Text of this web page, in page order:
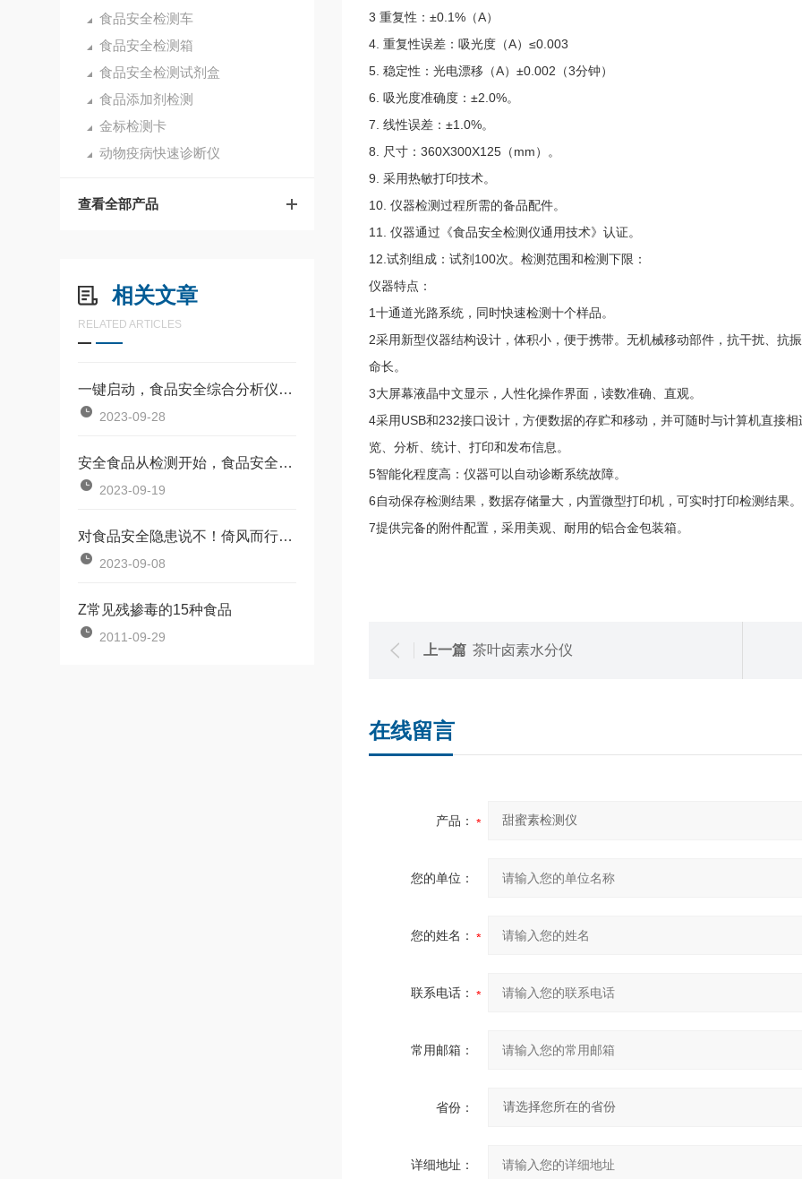
食品安全检测车
食品安全检测箱
食品安全检测试剂盒
食品添加剂检测
金标检测卡
动物疫病快速诊断仪
查看全部产品
相关文章
RELATED ARTICLES
一键启动，食品安全综合分析仪帮您轻松掌控食品质量
2023-09-28
安全食品从检测开始，食品安全检测箱带您远离风险
2023-09-19
对食品安全隐患说不！倚风而行，使用食品安全检测仪
2023-09-08
Z常见残掺毒的15种食品
2011-09-29
3 重复性：±0.1%（A）
4. 重复性误差：吸光度（A）≤0.003
5. 稳定性：光电漂移（A）±0.002（3分钟）
6. 吸光度准确度：±2.0%。
7. 线性误差：±1.0%。
8. 尺寸：360X300X125（mm）。
9. 采用热敏打印技术。
10. 仪器检测过程所需的备品配件。
11. 仪器通过《食品安全检测仪通用技术》认证。
12.试剂组成：试剂100次。检测范围和检测下限：
仪器特点：
1十通道光路系统，同时快速检测十个样品。
2采用新型仪器结构设计，体积小，便于携带。无机械移动部件，抗干扰、抗
命长。
3大屏幕液晶中文显示，人性化操作界面，读数准确、直观。
4采用USB和232接口设计，方便数据的存贮和移动，并可随时与计算机直接
览、分析、统计、打印和发布信息。
5智能化程度高：仪器可以自动诊断系统故障。
6自动保存检测结果，数据存储量大，内置微型打印机，可实时打印检测结果。
7提供完备的附件配置，采用美观、耐用的铝合金包装箱。
上一篇 茶叶卤素水分仪
在线留言
产品：
您的单位：
您的姓名：
联系电话：
常用邮箱：
省份：
详细地址：